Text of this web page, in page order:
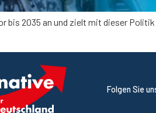
bis 2035 an und zielt mit dieser
Folgen Sie